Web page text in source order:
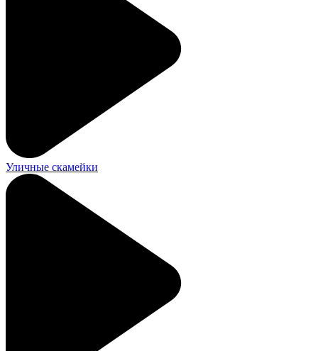
Уличные скамейки